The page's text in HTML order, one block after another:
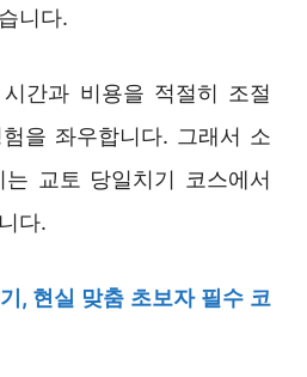
니다.
간과 비용을 적절히 조절
을 좌우합니다. 그래서 소
교토 당일치기 코스에서
다.
, 현실 맞춤 초보자 필수 코